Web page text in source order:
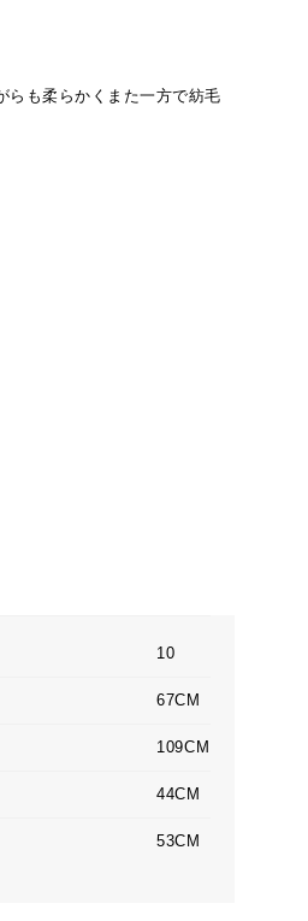
らも柔らかくまた一方で紡毛
10
67CM
109CM
44CM
53CM